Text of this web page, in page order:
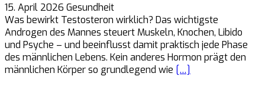
15. April 2026 Gesundheit
Was bewirkt Testosteron wirklich? Das wichtigste
Androgen des Mannes steuert Muskeln, Knochen, Libido
und Psyche – und beeinflusst damit praktisch jede Phase
des männlichen Lebens. Kein anderes Hormon prägt den
männlichen Körper so grundlegend wie […]